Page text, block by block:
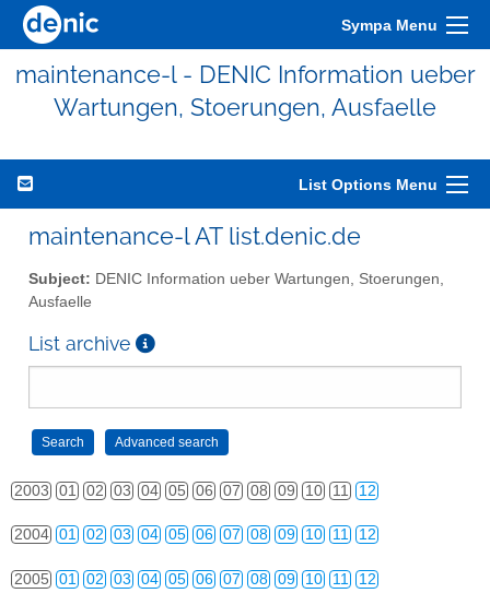
Sympa Menu
maintenance-l - DENIC Information ueber
Wartungen, Stoerungen, Ausfaelle
List Options Menu
maintenance-l AT list.denic.de
Subject: DENIC Information ueber Wartungen, Stoerungen,
Ausfaelle
List archive
2003 01 02 03 04 05 06 07 08 09 10 11 12
2004 01 02 03 04 05 06 07 08 09 10 11 12
2005 01 02 03 04 05 06 07 08 09 10 11 12